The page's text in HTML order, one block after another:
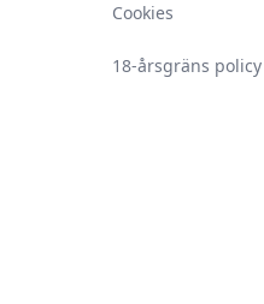
Cookies
18-årsgräns policy